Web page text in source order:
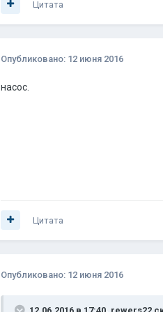
Цитата
Опубликовано: 12 июня 2016
насос.
Цитата
Опубликовано: 12 июня 2016